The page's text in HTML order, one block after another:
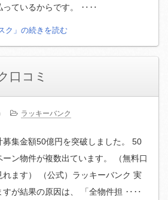
っているからです。 ‥‥
ク」の続きを読む
口コミ
ラッキーバンク
募集金額50億円を突破しました。 50
ン物件が複数出ています。 （無料口
れます） （公式）ラッキーバンク 実
すが結果の原因は、 「全物件担 ‥‥